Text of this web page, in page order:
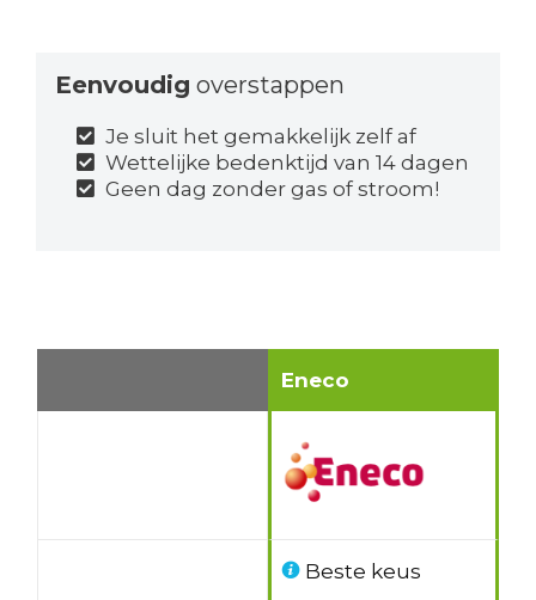
Eenvoudig overstappen
Je sluit het gemakkelijk zelf af
Wettelijke bedenktijd van 14 dagen
Geen dag zonder gas of stroom!
Eneco
Beste keus